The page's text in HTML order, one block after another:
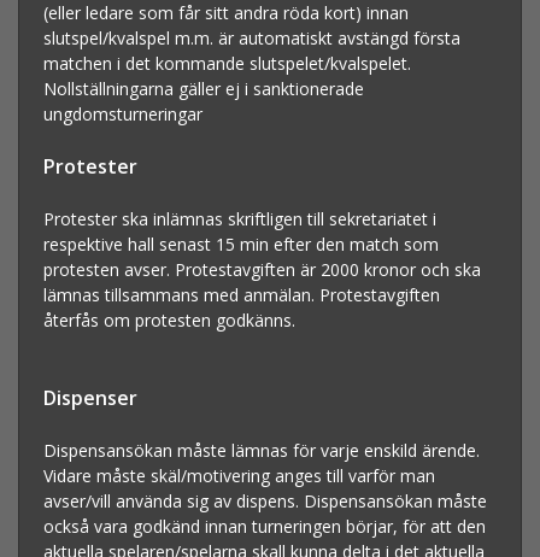
(eller ledare som får sitt andra röda kort) innan
slutspel/kvalspel m.m. är automatiskt avstängd första
matchen i det kommande slutspelet/kvalspelet.
Nollställningarna gäller ej i sanktionerade
ungdomsturneringar
Protester
Protester ska inlämnas skriftligen till sekretariatet i
respektive hall senast 15 min efter den match som
protesten avser. Protestavgiften är 2000 kronor och ska
lämnas tillsammans med anmälan. Protestavgiften
återfås om protesten godkänns.
Dispenser
Dispensansökan måste lämnas för varje enskild ärende.
Vidare måste skäl/motivering anges till varför man
avser/vill använda sig av dispens. Dispensansökan måste
också vara godkänd innan turneringen börjar, för att den
aktuella spelaren/spelarna skall kunna delta i det aktuella